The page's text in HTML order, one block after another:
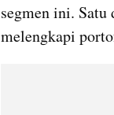
segmen ini. Satu
melengkapi